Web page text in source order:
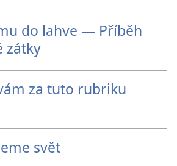
do lahve — Příběh
zátky
za tuto rubriku
svět